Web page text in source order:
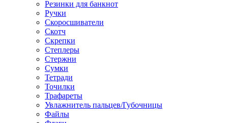
Резинки для банкнот
Ручки
Скоросшиватели
Скотч
Скрепки
Степлеры
Стержни
Сумки
Тетради
Точилки
Трафареты
Увлажнитель пальцев/Губочницы
Файлы